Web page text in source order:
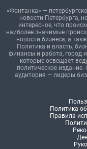
«Фонтанка» —
новости Петербурга,
интересное, что
наиболее значимые
новости бизнеса, а
Политика и власть,
финансы и работа, город
которые освещает
политическое
аудитория — лидеры
Политика
Правила